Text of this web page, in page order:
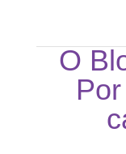
O